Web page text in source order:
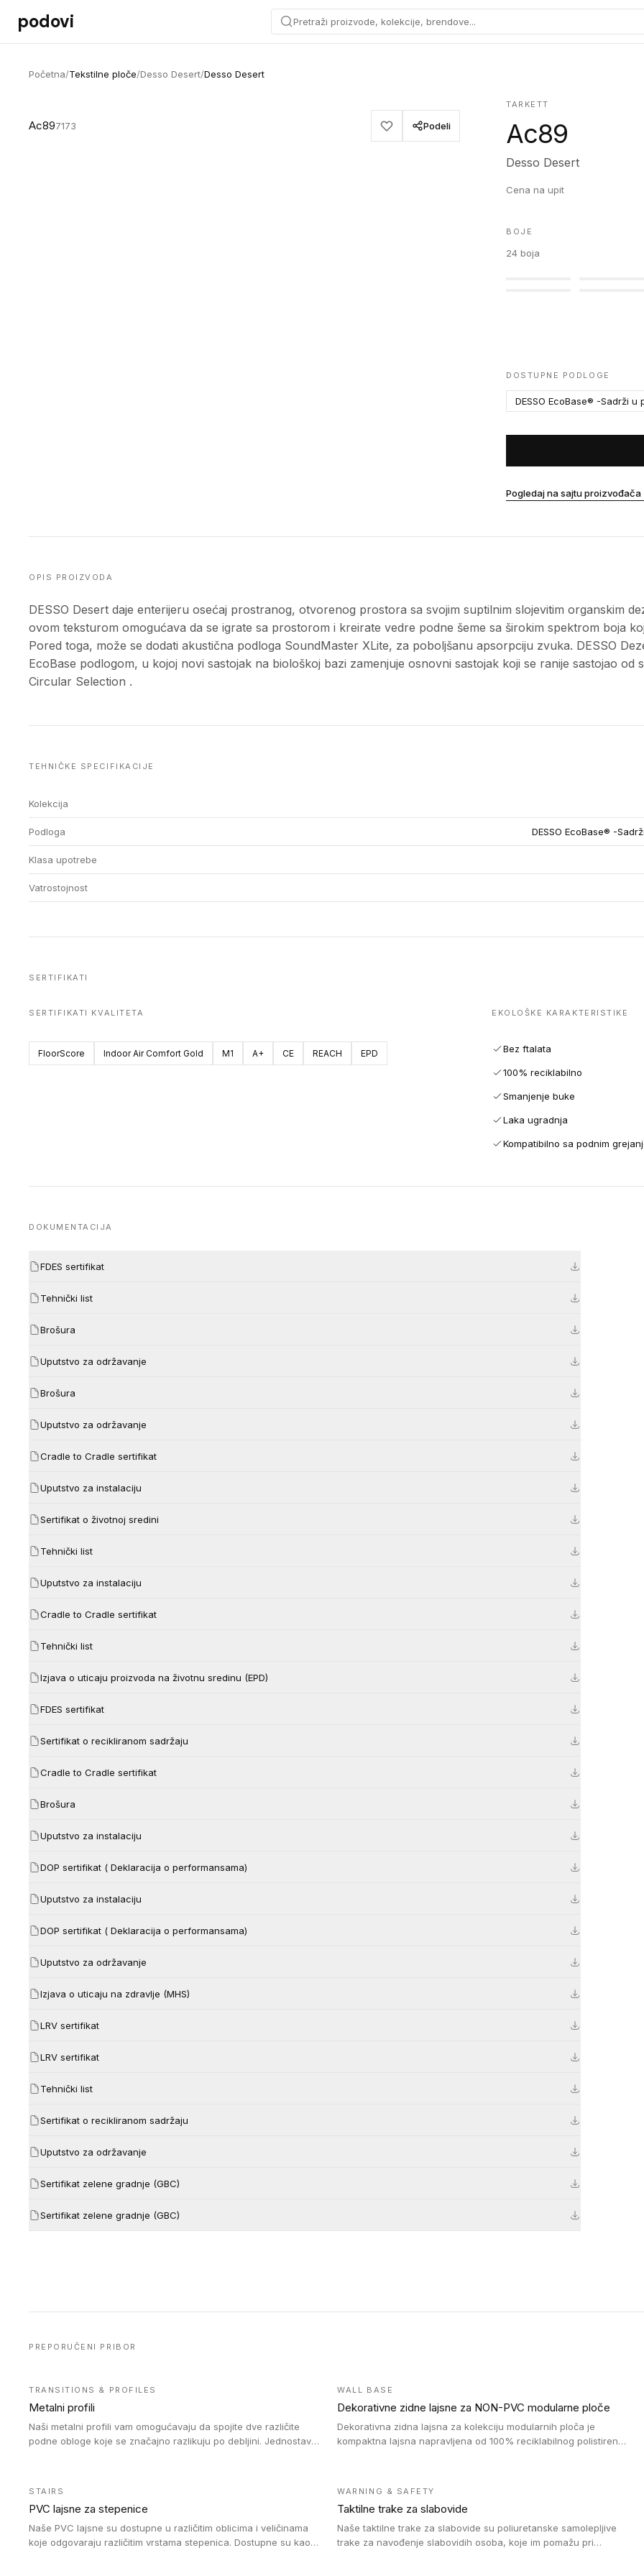
Preskoči na sadržaj
podovi Pretraži proizvode, kolekcije, brendove...
Početna/Tekstilne ploče/Desso Desert/Desso Desert
Ac897173 Podeli
TARKETT
Ac89
Desso Desert
Cena na upit
BOJE
24 boja
DOSTUPNE PODLOGE
DESSO EcoBase® -Sadrži
Pogledaj na sajtu proizvođača
OPIS PROIZVODA
DESSO Desert daje enterijeru osećaj prostranog, otvorenog prostora sa svojim suptilnim slojevitim organskim
ovom teksturom omogućava da se igrate sa prostorom i kreirate vedre podne šeme sa širokim spektrom boja
Pored toga, može se dodati akustična podloga SoundMaster XLite, za poboljšanu apsorpciju zvuka. DESSO
EcoBase podlogom, u kojoj novi sastojak na biološkoj bazi zamenjuje osnovni sastojak koji se ranije sastojao od
Circular Selection .
TEHNIČKE SPECIFIKACIJE
Kolekcija
Podloga DESSO EcoBase® -
Klasa upotrebe
Vatrostojnost
SERTIFIKATI
SERTIFIKATI KVALITETA
FloorScore Indoor Air Comfort Gold M1 A+ CE REACH EPD
EKOLOŠKE KARAKTERISTIKE
Bez ftalata
100% reciklabilno
Smanjenje buke
Laka ugradnja
Kompatibilno sa podnim
DOKUMENTACIJA
FDES sertifikat
Tehnički list
Brošura
Uputstvo za održavanje
Brošura
Uputstvo za održavanje
Cradle to Cradle sertifikat
Uputstvo za instalaciju
Sertifikat o životnoj sredini
Tehnički list
Uputstvo za instalaciju
Cradle to Cradle sertifikat
Tehnički list
Izjava o uticaju proizvoda na životnu sredinu (EPD)
FDES sertifikat
Sertifikat o recikliranom sadržaju
Cradle to Cradle sertifikat
Brošura
Uputstvo za instalaciju
DOP sertifikat ( Deklaracija o performansama)
Uputstvo za instalaciju
DOP sertifikat ( Deklaracija o performansama)
Uputstvo za održavanje
Izjava o uticaju na zdravlje (MHS)
LRV sertifikat
LRV sertifikat
Tehnički list
Sertifikat o recikliranom sadržaju
Uputstvo za održavanje
Sertifikat zelene gradnje (GBC)
Sertifikat zelene gradnje (GBC)
PREPORUČENI PRIBOR
TRANSITIONS & PROFILES
Metalni profili
Naši metalni profili vam omogućavaju da spojite dve različite
podne obloge koje se značajno razlikuju po debljini. Jednostavni
WALL BASE
Dekorativne zidne lajsne za NON-PVC modularne ploče
Dekorativna zidna lajsna za kolekciju modularnih ploča je
kompaktna lajsna napravljena od 100% reciklabilnog polistirena,
STAIRS
PVC lajsne za stepenice
Naše PVC lajsne su dostupne u različitim oblicima i veličinama
koje odgovaraju različitim vrstama stepenica. Dostupne su kao
WARNING & SAFETY
Taktilne trake za slabovide
Naše taktilne trake za slabovide su poliuretanske samolepljive
trake za navođenje slabovidih osoba, koje im pomažu pri